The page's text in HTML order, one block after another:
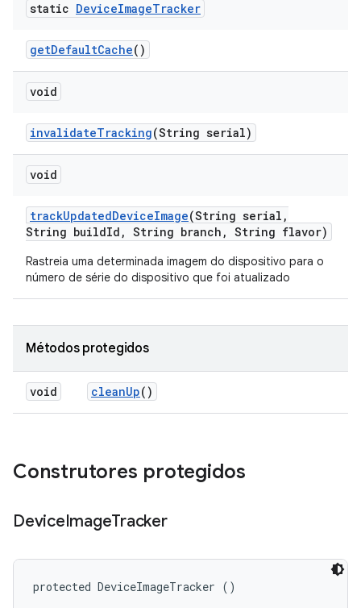
static DeviceImageTracker
getDefaultCache()
void
invalidateTracking(String serial)
void
trackUpdatedDeviceImage(String serial ,
String buildId , String branch , String flavor)
Rastreia uma determinada imagem do dispositivo para o
número de série do dispositivo que foi atualizado
Métodos protegidos
void cleanUp()
Construtores protegidos
DeviceImageTracker
protected DeviceImageTracker ()